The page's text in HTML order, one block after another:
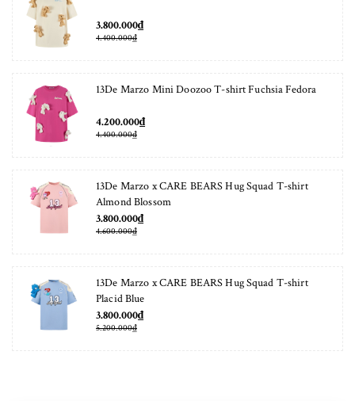
3.800.000₫
4.400.000₫
13De Marzo Mini Doozoo T-shirt Fuchsia Fedora
4.200.000₫
4.400.000₫
13De Marzo x CARE BEARS Hug Squad T-shirt
Almond Blossom
3.800.000₫
4.600.000₫
13De Marzo x CARE BEARS Hug Squad T-shirt
Placid Blue
3.800.000₫
5.200.000₫